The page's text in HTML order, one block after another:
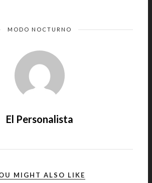
MODO NOCTURNO
El Personalista
MIGHT ALSO LIKE